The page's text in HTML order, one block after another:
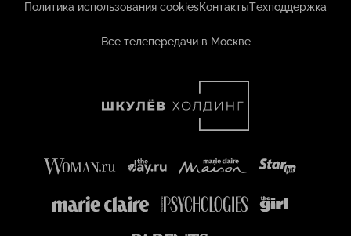
Политика использования cookiesКонтактыТехподдержка
Все телепередачи в Москве